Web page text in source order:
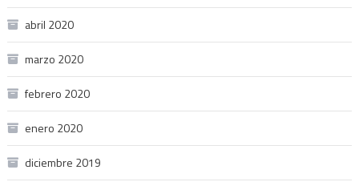
abril 2020
marzo 2020
febrero 2020
enero 2020
diciembre 2019